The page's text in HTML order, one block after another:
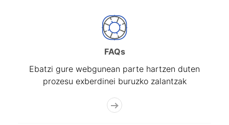
FAQs
Ebatzi gure webgunean parte hartzen duten
prozesu exberdinei buruzko zalantzak